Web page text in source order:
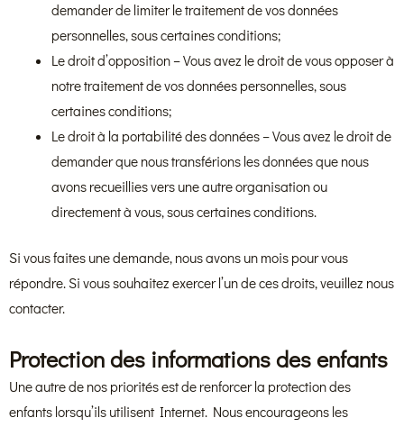
demander de limiter le traitement de vos données
personnelles, sous certaines conditions;
Le droit d’opposition – Vous avez le droit de vous opposer à
notre traitement de vos données personnelles, sous
certaines conditions;
Le droit à la portabilité des données – Vous avez le droit de
demander que nous transférions les données que nous
avons recueillies vers une autre organisation ou
directement à vous, sous certaines conditions.
Si vous faites une demande, nous avons un mois pour vous
répondre. Si vous souhaitez exercer l’un de ces droits, veuillez nous
contacter.
Protection des informations des enfants
Une autre de nos priorités est de renforcer la protection des
enfants lorsqu’ils utilisent Internet. Nous encourageons les